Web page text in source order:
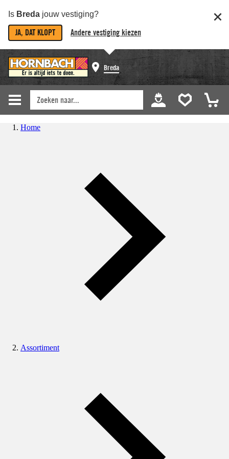
Is Breda jouw vestiging?
JA, DAT KLOPT Andere vestiging kiezen
Breda
Home
Assortiment